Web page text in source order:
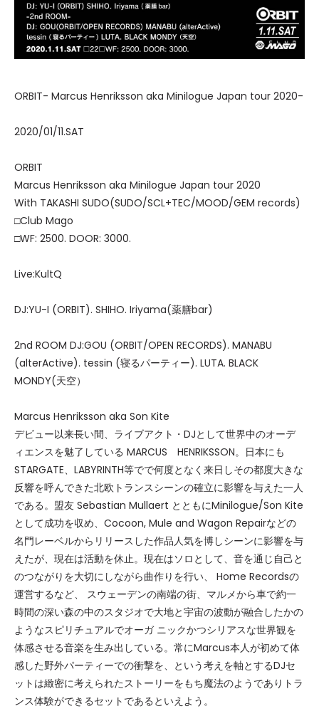
ORBIT- Marcus Henriksson aka Minilogue Japan tour 2020-
2020/01/11.SAT
ORBIT
Marcus Henriksson aka Minilogue Japan tour 2020
With TAKASHI SUDO(SUDO/SCL+TEC/MOOD/GEM records)
□Club Mago
□WF: 2500. DOOR: 3000.
Live:KultQ
DJ:YU-I (ORBIT). SHIHO. Iriyama(薬膳bar)
2nd ROOM DJ:GOU (ORBIT/OPEN RECORDS). MANABU
(alterActive). tessin (寝るパーティー). LUTA. BLACK
MONDY(天空）
Marcus Henriksson aka Son Kite
デビュー以来長い間、ライブアクト・DJとして世界中のオーデ
ィエンスを魅了している MARCUS HENRIKSSON。日本にも
STARGATE、LABYRINTH等でで何度となく来日しその都度大きな
反響を呼んできた北欧トランスシーンの確立に影響を与えた一人
である。盟友 Sebastian Mullaert とともにMinilogue/Son Kite
として成功を収め、Cocoon, Mule and Wagon Repairなどの
名門レーベルからリリースした作品人気を博しシーンに影響を与
えたが、現在は活動を休止。現在はソロとして、音を通じ自己と
のつながりを大切にしながら曲作りを行い、 Home Recordsの
運営するなど、 スウェーデンの南端の街、マルメから車で約一
時間の深い森の中のスタジオで大地と宇宙の波動が融合したかの
ようなスピリチュアルでオーガ ニックかつシリアスな世界観を
体感させる音楽を生み出している。常にMarcus本人が初めて体
感した野外パーティーでの衝撃を、という考えを軸とするDJセ
ットは緻密に考えられたストーリーをもち魔法のようでありトラ
ンス体験ができるセットであるといえよう。